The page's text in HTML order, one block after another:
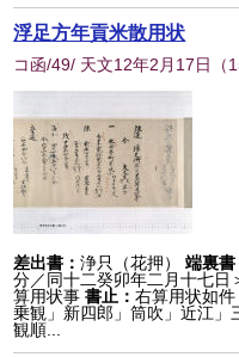
浮足方年貢米散用状
コ函/49/ 天文12年2月17日 （
差出書：浄只（花押） 端裏書
分／同十二癸卯年二月十七日
算用状事書止：右算用状如件
乗観」新四郎」筒吹」近江」
観順...